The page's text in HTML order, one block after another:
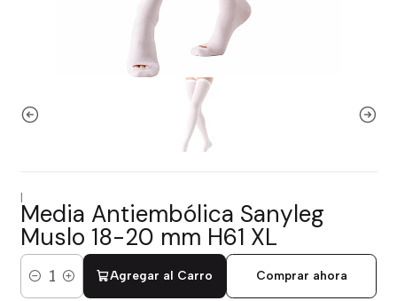
Media Antiembólica Sanyleg
Muslo 18-20 mm H61 XL
Cantidad
Agregar al Carro Comprar ahora